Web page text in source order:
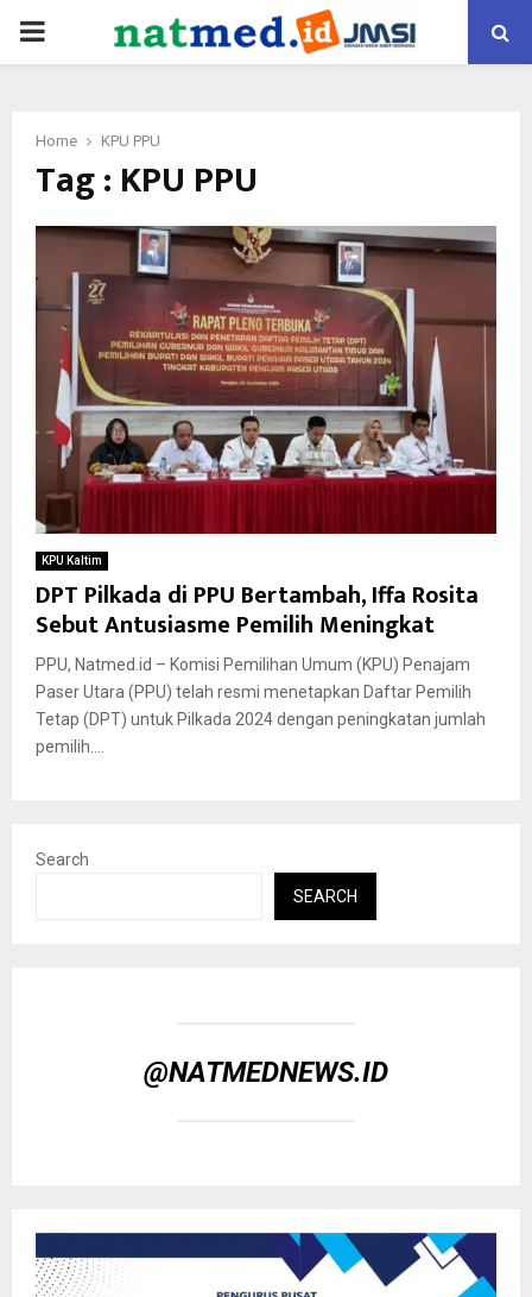
PRIMARY
Home KPU PPU
Tag : KPU PPU
KPU Kaltim
DPT Pilkada di PPU Bertambah, Iffa Rosita
Sebut Antusiasme Pemilih Meningkat
PPU, Natmed.id – Komisi Pemilihan Umum (KPU) Penajam
Paser Utara (PPU) telah resmi menetapkan Daftar Pemilih
Tetap (DPT) untuk Pilkada 2024 dengan peningkatan jumlah
pemilih....
Search
SEARCH
@NATMEDNEWS.ID